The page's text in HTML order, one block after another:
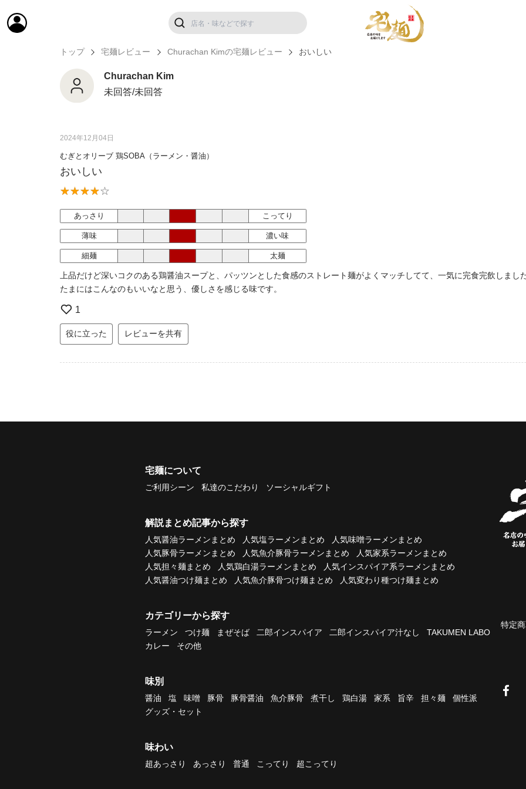
トップ 宅麺レビュー Churachan Kimの宅麺レビュー おいしい
Churachan Kim
未回答/未回答
2024年12月04日
むぎとオリーブ 鶏SOBA（ラーメン・醤油）
おいしい
あっさり こってり
薄味 濃い味
細麺 太麺
上品だけど深いコクのある鶏醤油スープと、パッツンとした食感のストレート麺がよくマッチしてて、一気に完食完飲しまし
たまにはこんなのもいいなと思う、優しさを感じる味です。
1
役に立った レビューを共有
宅麺について
ご利用シーン 私達のこだわり ソーシャルギフト
解説まとめ記事から探す
人気醤油ラーメンまとめ 人気塩ラーメンまとめ
人気味噌ラーメンまとめ
人気豚骨ラーメンまとめ
人気魚介豚骨ラーメンまとめ
人気家系ラーメンまとめ
人気担々麺まとめ
人気鶏白湯ラーメンまとめ
人気インスパイア系ラーメンまとめ
人気醤油つけ麺まとめ
人気魚介豚骨つけ麺まとめ 人気変わり種つけ麺まとめ
カテゴリーから探す
ラーメン つけ麺 まぜそば 二郎インスパイア 二郎インスパイア汁なし
TAKUMEN LABO
カレー
その他
味別
醤油 塩 味噌 豚骨 豚骨醤油 魚介豚骨 煮干し 鶏白湯 家系 旨辛 担々麺
個性派
グッズ・セット
味わい
超あっさり あっさり 普通 こってり 超こってり
特定